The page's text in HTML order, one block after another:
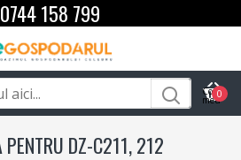
0744 158 799
0
PENTRU DZ-C211, 212